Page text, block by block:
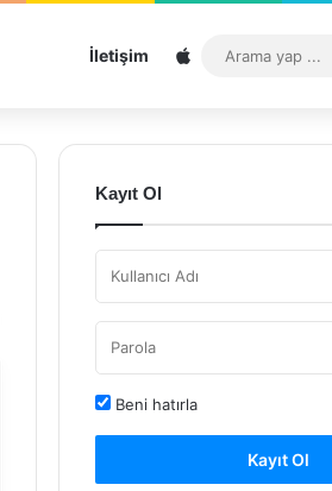
İletişim Sitemap
Kayıt Ol
Beni hatırla
Kayıt Ol